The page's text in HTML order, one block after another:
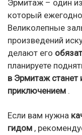
Эрмитаж – один
который
Великолепные
произведений
делают его
планируете
в Эрмитаж
приключением .
Если вам нужна
гидом ,